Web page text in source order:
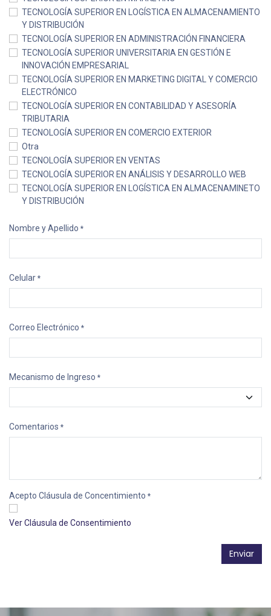
TECNOLOGÍA SUPERIOR EN LOGÍSTICA EN ALMACENAMIENTO
Y DISTRIBUCIÓN
TECNOLOGÍA SUPERIOR EN ADMINISTRACIÓN FINANCIERA
TECNOLOGÍA SUPERIOR UNIVERSITARIA EN GESTIÓN E
INNOVACIÓN EMPRESARIAL
TECNOLOGÍA SUPERIOR EN MARKETING DIGITAL Y COMERCIO
ELECTRÓNICO
TECNOLOGÍA SUPERIOR EN CONTABILIDAD Y ASESORÍA
TRIBUTARIA
TECNOLOGÍA SUPERIOR EN COMERCIO EXTERIOR
Otra
TECNOLOGÍA SUPERIOR EN VENTAS
TECNOLOGÍA SUPERIOR EN ANÁLISIS Y DESARROLLO WEB
TECNOLOGÍA SUPERIOR EN LOGÍSTICA EN ALMACENAMINETO
Y DISTRIBUCIÓN
Nombre y Apellido *
Celular *
Correo Electrónico *
Mecanismo de Ingreso *
Comentarios *
Acepto Cláusula de Concentimiento *
Ver Cláusula de Consentimiento
Enviar